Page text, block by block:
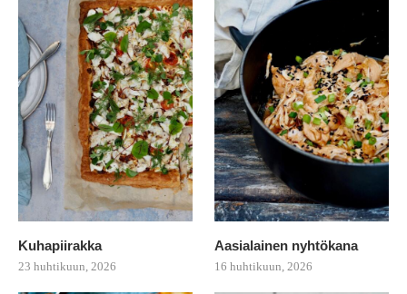
Kuhapiirakka
23 huhtikuun, 2026
Aasialainen nyhtökana
16 huhtikuun, 2026